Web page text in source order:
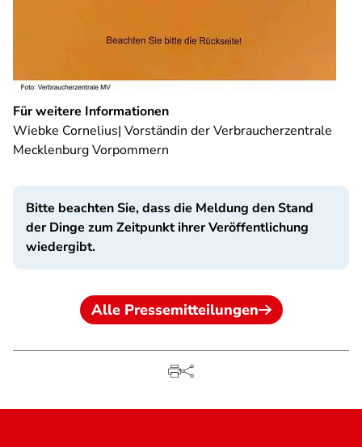
Für weitere Informationen
Wiebke Cornelius| Vorständin der Verbraucherzentrale
Mecklenburg Vorpommern
Bitte beachten Sie, dass die Meldung den Stand
der Dinge zum Zeitpunkt ihrer Veröffentlichung
wiedergibt.
Alle Pressemitteilungen